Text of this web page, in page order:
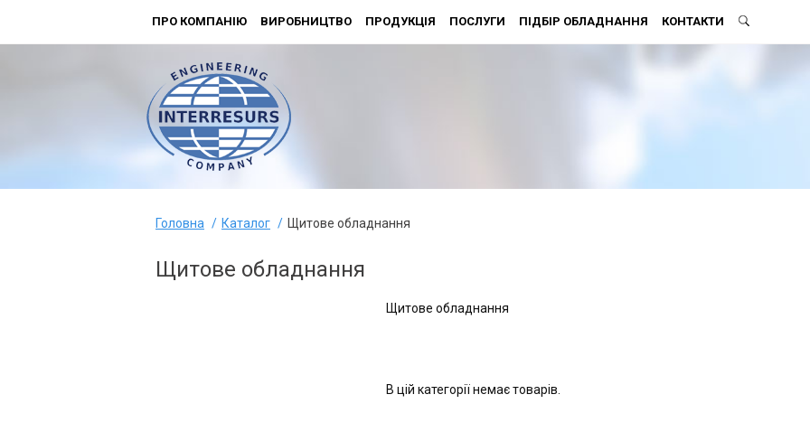
ПРО КОМПАНІЮ ВИРОБНИЦТВО ПРОДУКЦІЯ ПОСЛУГИ ПІДБІР ОБЛАДНАННЯ КОНТАКТИ
Головна Каталог Щитове обладнання
Щитове обладнання
Щитове обладнання
В цій категорії немає товарів.